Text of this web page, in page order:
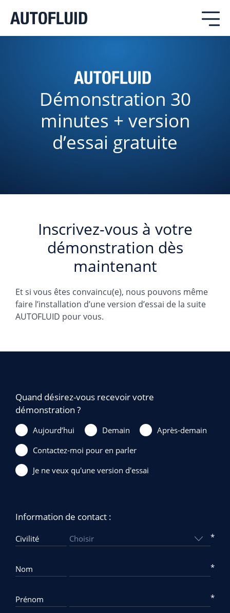
Démonstration 30
minutes + version
d’essai gratuite
Inscrivez-vous à votre
démonstration dès
maintenant
Et si vous êtes convaincu(e), nous pouvons même
faire l’installation d’une version d’essai de la suite
AUTOFLUID pour vous.
Quand désirez-vous recevoir votre
démonstration ?
Aujourd’hui Demain
Après-demain
Contactez-moi pour en parler
Je ne veux qu'une version d'essai
Information de contact :
Civilité *
Nom *
Prénom *